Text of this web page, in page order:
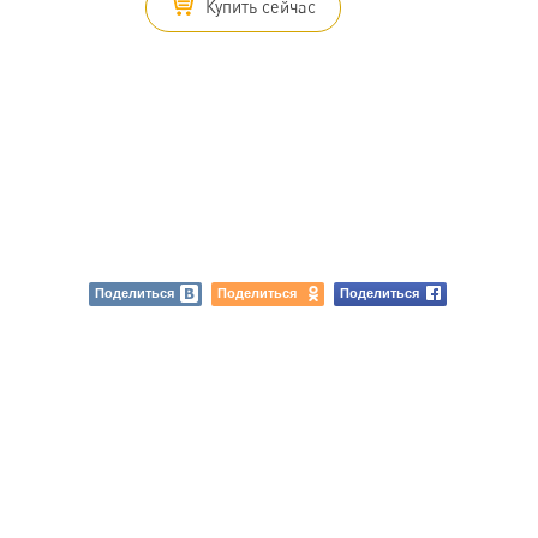
Купить сейчас
Поделиться Поделиться Поделиться